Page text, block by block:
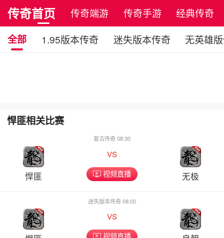
传奇首页 传奇端游 传奇手游
经典传奇
全部
1.95版本传奇 迷失版本传奇 无英雄
悍匪相关比赛
悍匪
复古传奇 08:30
vs
视频直播 无极
迷失版本传奇 08:00
vs